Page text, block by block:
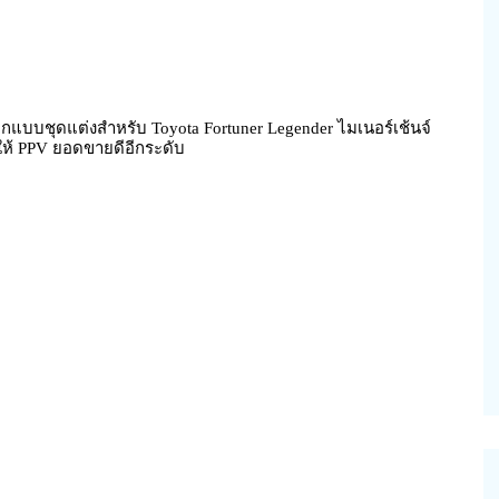
บบชุดแต่งสำหรับ Toyota Fortuner Legender ไมเนอร์เช้นจ์
PPV ยอดขายดีอีกระดับ